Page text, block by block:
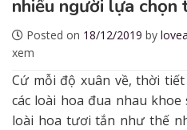
nhiều người lựa chọn
Posted on 18/12/2019 by
xem
Cứ mỗi độ xuân về, thời
các loài hoa đua nhau khoe
loài hoa tươi tắn như thế